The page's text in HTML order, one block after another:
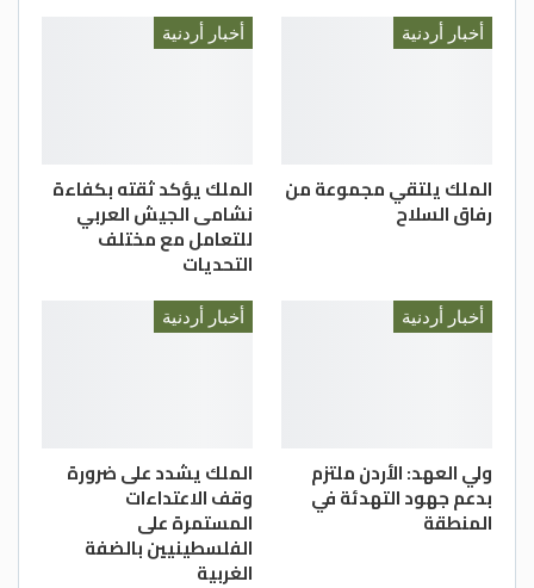
أخبار أردنية
الملك يلتقي مجموعة من
رفاق السلاح
أخبار أردنية
الملك يؤكد ثقته بكفاءة
نشامى الجيش العربي
للتعامل مع مختلف
التحديات
أخبار أردنية
ولي العهد: الأردن ملتزم
بدعم جهود التهدئة في
المنطقة
أخبار أردنية
الملك يشدد على ضرورة
وقف الاعتداءات
المستمرة على
الفلسطينيين بالضفة
الغربية